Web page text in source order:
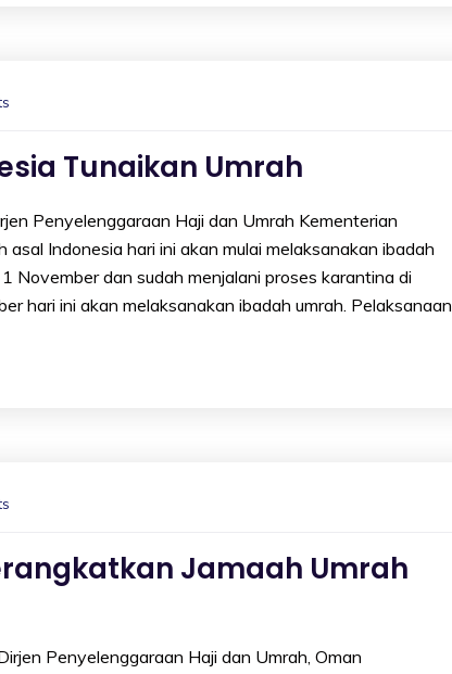
Tunaikan Umrah
Penyelenggaraan Haji dan Umrah Kementerian
Indonesia hari ini akan mulai melaksanakan ibadah
November dan sudah menjalani proses karantina di
hari ini akan melaksanakan ibadah umrah. Pelaksanaan
Jamaah Umrah
Penyelenggaraan Haji dan Umrah, Oman